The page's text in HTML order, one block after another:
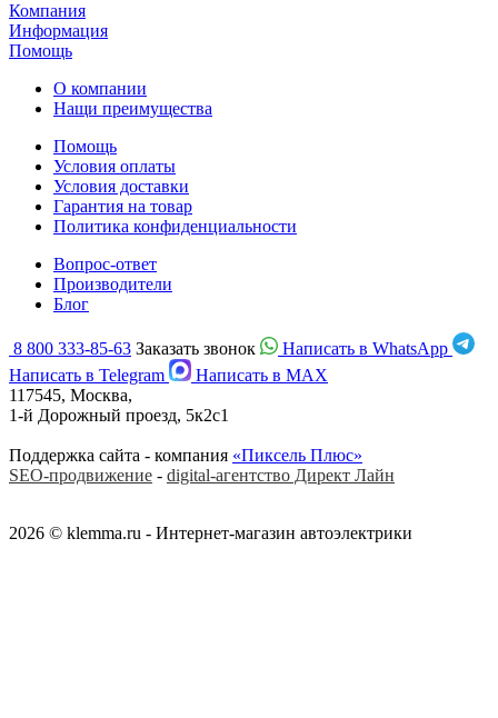
Компания
Информация
Помощь
О компании
Нащи преимущества
Помощь
Условия оплаты
Условия доставки
Гарантия на товар
Политика конфиденциальности
Вопрос-ответ
Производители
Блог
8 800 333-85-63 Заказать звонок
Написать в WhatsApp
Написать в Telegram
Написать в MAX
117545, Москва,
1-й Дорожный проезд, 5к2с1
Поддержка сайта - компания «Пиксель Плюс»
SEO-продвижение - digital-агентство Директ Лайн
2026 © klemma.ru - Интернет-магазин автоэлектрики